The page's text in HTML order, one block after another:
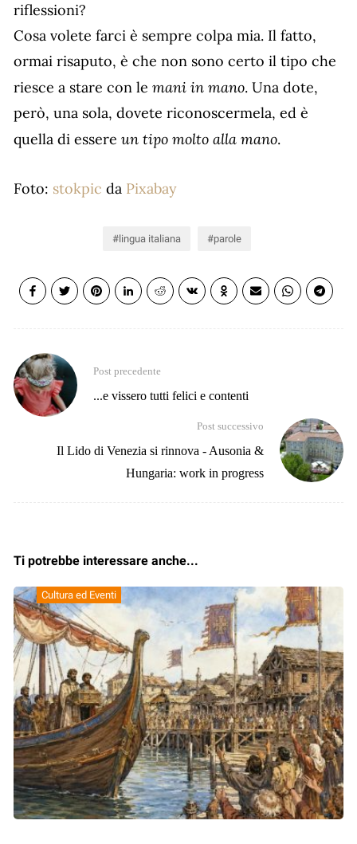
riflessioni?
Cosa volete farci è sempre colpa mia. Il fatto,
ormai risaputo, è che non sono certo il tipo che
riesce a stare con le mani in mano. Una dote,
però, una sola, dovete riconoscermela, ed è
quella di essere un tipo molto alla mano.
Foto: stokpic da Pixabay
lingua italiana parole
Post precedente
...e vissero tutti felici e contenti
Post successivo
Il Lido di Venezia si rinnova - Ausonia &
Hungaria: work in progress
Ti potrebbe interessare anche...
Cultura ed Eventi